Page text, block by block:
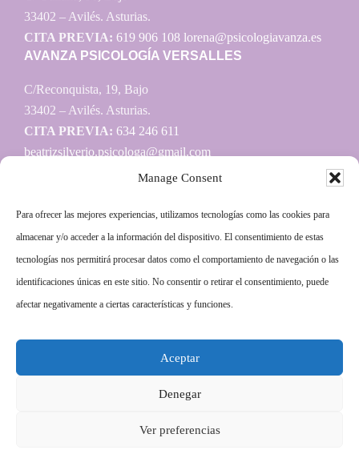
Manage Consent
Para ofrecer las mejores experiencias, utilizamos tecnologías como las cookies para
almacenar y/o acceder a la información del dispositivo. El consentimiento de estas
tecnologías nos permitirá procesar datos como el comportamiento de navegación o las
identificaciones únicas en este sitio. No consentir o retirar el consentimiento, puede
afectar negativamente a ciertas características y funciones.
Aceptar
Denegar
Ver preferencias
33402 – Avilés. Asturias.
CITA PREVIA: 619 906 108 lorena@psicologiavanza.es
AVANZA PSICOLOGÍA VERSALLES
C/Reconquista, 19, Bajo
33402 – Avilés. Asturias.
CITA PREVIA: 634 246 611
beatrizsilverio.psicologa@gmail.com
Información
Política de privacidad
Más información sobre las cookies